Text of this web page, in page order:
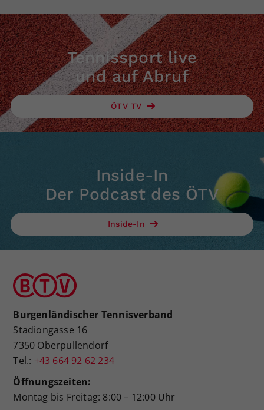
Tennissport live
und auf Abruf
ÖTV TV
Inside-In
Der Podcast des ÖTV
Inside-In
Burgenländischer Tennisverband
Stadiongasse 16
7350 Oberpullendorf
Tel.: +43 664 92 62 234
Öffnungszeiten:
Montag bis Freitag: 8:00 – 12:00 Uhr